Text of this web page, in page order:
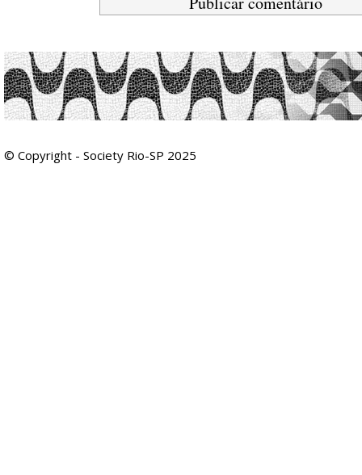
© Copyright - Society Rio-SP 2025